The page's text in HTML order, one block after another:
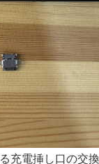
充電挿し口の交